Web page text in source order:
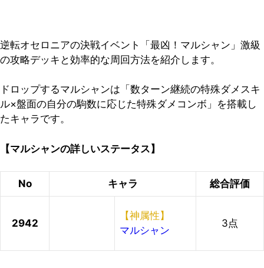
逆転オセロニアの決戦イベント「最凶！マルシャン」激級
の攻略デッキと効率的な周回方法を紹介します。
ドロップするマルシャンは「数ターン継続の特殊ダメスキ
ル×盤面の自分の駒数に応じた特殊ダメコンボ」を搭載し
たキャラです。
【マルシャンの詳しいステータス】
No キャラ 総合評価
2942
【神属性】
マルシャン
3点